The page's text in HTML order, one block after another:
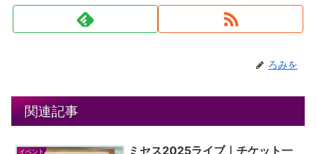
ろみを
関連記事
イベント
ミセス2025ライブ｜チケット一